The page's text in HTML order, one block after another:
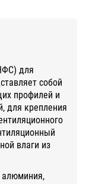
для
собой
профилей и
для крепления
влаги из
алюминия,